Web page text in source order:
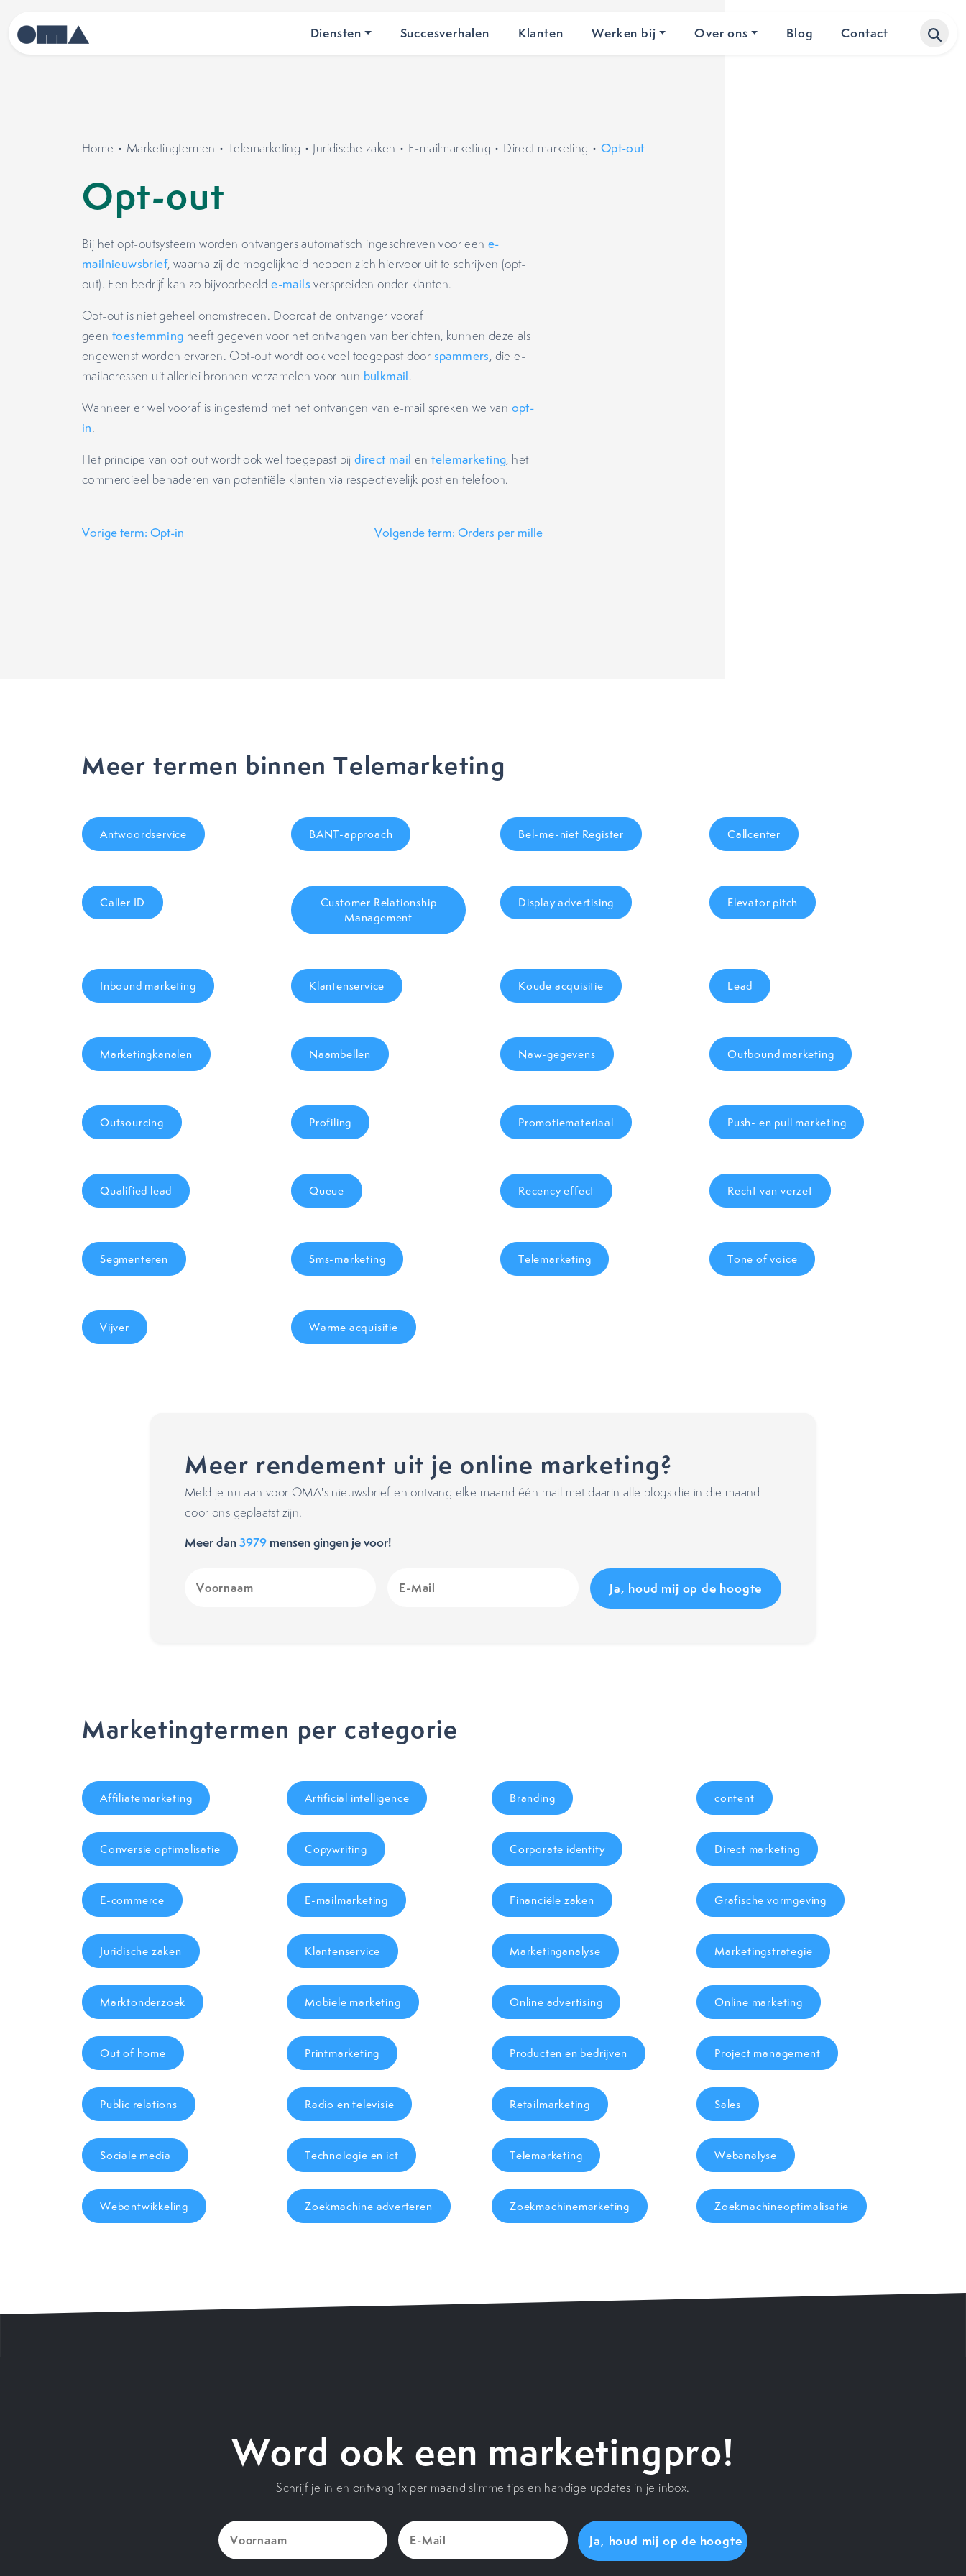
Diensten Succesverhalen Klanten Werken bij Over ons Blog Contact
Home • Marketingtermen •Telemarketing • Juridische zaken • E-mailmarketing • Direct marketing • Opt-out
Opt-out
Bij het opt-outsysteem worden ontvangers automatisch ingeschreven voor een e-
mailnieuwsbrief, waarna zij de mogelijkheid hebben zich hiervoor uit te schrijven (opt-
out). Een bedrijf kan zo bijvoorbeelde-mails verspreiden onder klanten.
Opt-out is niet geheel onomstreden. Doordat de ontvanger vooraf
geen toestemming heeft gegeven voor het ontvangen van berichten, kunnen deze als
ongewenst worden ervaren. Opt-out wordt ook veel toegepast door spammers, die e-
mailadressen uit allerlei bronnen verzamelen voor hun bulkmail.
Wanneer er wel vooraf is ingestemd met het ontvangen van e-mail spreken we van opt-
in.
Het principe van opt-out wordt ook wel toegepast bijdirect mail entelemarketing, het
commercieel benaderen van potentiële klanten via respectievelijk post en telefoon.
Vorige term: Opt-in Volgende term: Orders per mille
Meer termen binnen Telemarketing
Antwoordservice BANT-approach Bel-me-niet Register Callcenter
Caller ID
Customer Relationship
Management
Display advertising Elevator pitch
Inbound marketing Klantenservice Koude acquisitie Lead
Marketingkanalen Naambellen Naw-gegevens Outbound marketing
Outsourcing Profiling Promotiemateriaal Push- en pull marketing
Qualified lead Queue Recency effect Recht van verzet
Segmenteren Sms-marketing Telemarketing Tone of voice
Vijver Warme acquisitie
Meer rendement uit je online marketing?
Meld je nu aan voor OMA's nieuwsbrief en ontvang elke maand één mail met daarin alle blogs die in die maand
door ons geplaatst zijn.
Meer dan3979 mensen gingen je voor!
(Vereist)
Mail
Marketingtermen per categorie
Affiliatemarketing Artificial intelligence Branding content
Conversie optimalisatie Copywriting Corporate identity Direct marketing
E-commerce E-mailmarketing Financiële zaken Grafische vormgeving
Juridische zaken Klantenservice Marketinganalyse Marketingstrategie
Marktonderzoek Mobiele marketing Online advertising Online marketing
Out of home Printmarketing Producten en bedrijven Project management
Public relations Radio en televisie Retailmarketing Sales
Sociale media Technologie en ict Telemarketing Webanalyse
Webontwikkeling Zoekmachine adverteren Zoekmachinemarketing Zoekmachineoptimalisatie
Word ook een marketingpro!
Schrijf je in en ontvang 1x per maand slimme tips en handige updates in je inbox.
Voornaam
(Vereist)
E-
Mail
(Vereist)